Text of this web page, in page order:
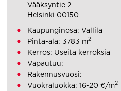
Vääksyntie 2
Helsinki 00150
Kaupunginosa: Vallila
Pinta-ala: 3783 m2
Kerros: Useita kerroksia
Vapautuu:
Rakennusvuosi:
Vuokraluokka: 16-20 €/m2